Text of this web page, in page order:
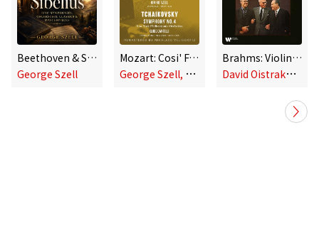
Beethoven & Sibelius: Epic Symphonies, Orchestral Classics & Masterpieces
George Szell
Mozart: Cosi' Fan Tutte, Don Giovanni, Le Nozze Di Figaro - Tchaikovsky: Symphony No. 4
G
eorge Szell, Cleveland Orchestra, Guido Cantelli, New York Philharmonic Orchestra
Brahms: Violin Concerto, Op. 77 & Double Concerto for Violin and Cello, Op. 102
D
avid Oistrakh & Mstislav Rostropovich & Cleveland Orchestra & George Szell